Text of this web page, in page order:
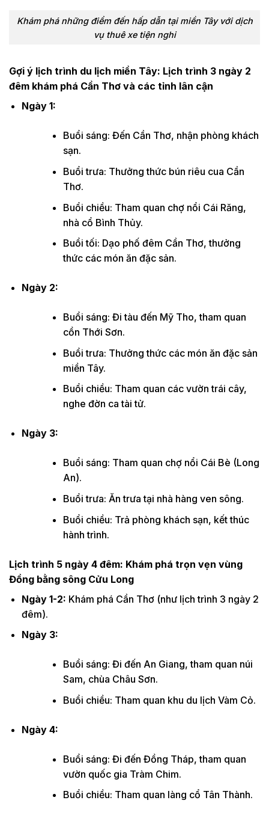
Khám phá những điểm đến hấp dẫn tại miền Tây với dịch
vụ thuê xe tiện nghi
Gợi ý lịch trình du lịch miền Tây: Lịch trình 3 ngày 2
đêm khám phá Cần Thơ và các tỉnh lân cận
Ngày 1:
Buổi sáng: Đến Cần Thơ, nhận phòng khách
sạn.
Buổi trưa: Thưởng thức bún riêu cua Cần
Thơ.
Buổi chiều: Tham quan chợ nổi Cái Răng,
nhà cổ Bình Thủy.
Buổi tối: Dạo phố đêm Cần Thơ, thưởng
thức các món ăn đặc sản.
Ngày 2:
Buổi sáng: Đi tàu đến Mỹ Tho, tham quan
cồn Thới Sơn.
Buổi trưa: Thưởng thức các món ăn đặc sản
miền Tây.
Buổi chiều: Tham quan các vườn trái cây,
nghe đờn ca tài tử.
Ngày 3:
Buổi sáng: Tham quan chợ nổi Cái Bè (Long
An).
Buổi trưa: Ăn trưa tại nhà hàng ven sông.
Buổi chiều: Trả phòng khách sạn, kết thúc
hành trình.
Lịch trình 5 ngày 4 đêm: Khám phá trọn vẹn vùng
Đồng bằng sông Cửu Long
Ngày 1-2: Khám phá Cần Thơ (như lịch trình 3 ngày 2
đêm).
Ngày 3:
Buổi sáng: Đi đến An Giang, tham quan núi
Sam, chùa Châu Sơn.
Buổi chiều: Tham quan khu du lịch Vàm Cỏ.
Ngày 4:
Buổi sáng: Đi đến Đồng Tháp, tham quan
vườn quốc gia Tràm Chim.
Buổi chiều: Tham quan làng cổ Tân Thành.